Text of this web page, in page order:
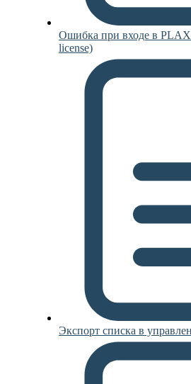
Ошибка при входе в
license)
Экспорт списка в